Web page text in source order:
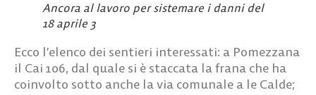
Ancora al lavoro per sistemare i danni del
18 aprile 3
Ecco l’elenco dei sentieri interessati: a Pomezzana
il Cai 106, dal quale si è staccata la frana che ha
coinvolto sotto anche la via comunale a le Calde;